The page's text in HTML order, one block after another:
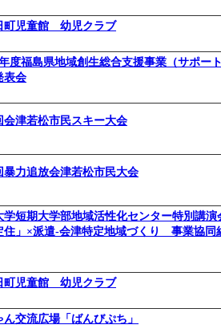
」 受付期間：2026/08/10～
ント「おんぷーる de 健康づくり」
」 受
参加者を募集します」 受付期間：～
ント「おんぷーる de 健康づくり」」 受
先生の料理教室～
」 受付期間：～2026/
ント「おんぷーる de 健康づくり」」 受
町児童館 幼児クラブ
度福島県地域創生総合支援事業（サポー
表会
会津若松市民スキー大会
暴力追放会津若松市民大会
学短期大学部地域活性化センター特別講演
住」×派遣-会津特定地域づくり 事業協同
町児童館 幼児クラブ
ん交流広場「ばんびぷち」